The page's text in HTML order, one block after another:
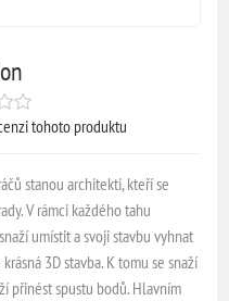
tohoto produktu
stanou architekti, kteří se
V rámci každého tahu
umístit a svoji stavbu vyhnat
3D stavba. K tomu se snaží
přinést spustu bodů. Hlavním